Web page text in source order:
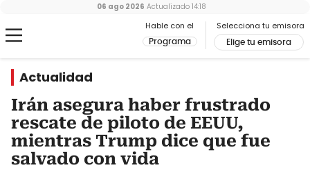
Hable con el
Programa
Selecciona tu emisora
Elige tu emisora
06 ago 2026 Actualizado 14:18
Actualidad
Irán asegura haber frustrado
rescate de piloto de EEUU,
mientras Trump dice que fue
salvado con vida